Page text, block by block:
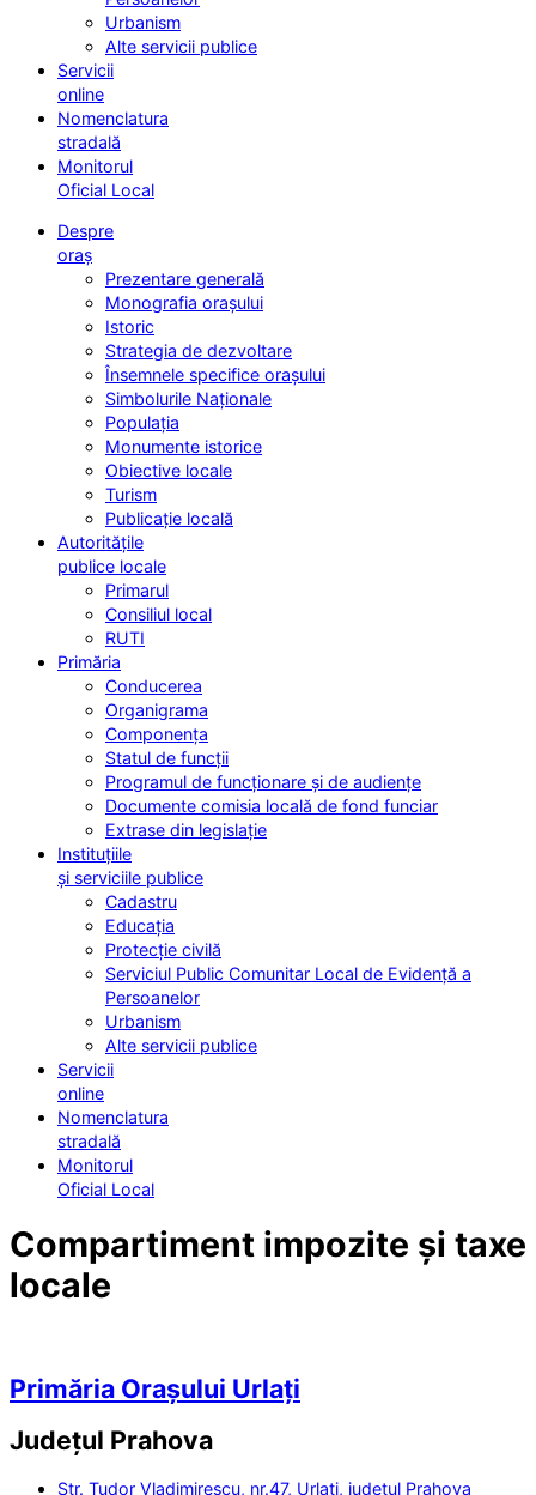
Urbanism
Alte servicii publice
Servicii
online
Nomenclatura
stradală
Monitorul
Oficial Local
Despre
oraș
Prezentare generală
Monografia orașului
Istoric
Strategia de dezvoltare
Însemnele specifice orașului
Simbolurile Naționale
Populația
Monumente istorice
Obiective locale
Turism
Publicație locală
Autoritățile
publice locale
Primarul
Consiliul local
RUTI
Primăria
Conducerea
Organigrama
Componența
Statul de funcții
Programul de funcționare și de audiențe
Documente comisia locală de fond funciar
Extrase din legislație
Instituțiile
și serviciile publice
Cadastru
Educația
Protecție civilă
Serviciul Public Comunitar Local de Evidență a
Persoanelor
Urbanism
Alte servicii publice
Servicii
online
Nomenclatura
stradală
Monitorul
Oficial Local
Compartiment impozite și taxe
locale
Primăria Orașului Urlați
Județul Prahova
Str. Tudor Vladimirescu, nr.47, Urlați, județul Prahova